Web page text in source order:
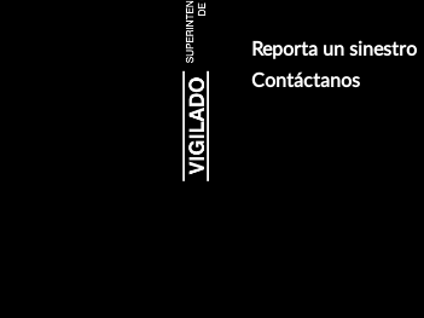
Reporta un sinestro
Contáctanos